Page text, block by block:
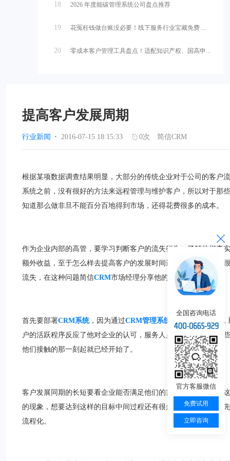
18 2026 年度能碳管理系统公司盘点推荐
19 花冤枉钱做台账没必要！线下服务行业宝藏免费 ...
20 零成本客户管理工具盘点！适配知识产权、国高申...
提高客户发展周期
行业新闻 · 2016-07-15 18:15:33 0次 简信CRM
根据某项数据调查结果明显，大部分的传统企业对于公司的客户
系统之前，没有很好的方法来远程管理与维护客户，所以对于那
知道那么做非旦不能百分百地得到市场，还得花费很多的成本。
作为企业内部的高管，要学习判断客户的流失行为，了解他们真
额外收益，至于怎么样去提高客户的发展时间还得看企业有没有
流失，在这种问题简信CRM市场经理分享他的经验：
首先要部署CRM系统，因为通过CRM管理系统
可以直观的看到
户的活跃程序反应了他对企业的认可，服务人员应该积极地与
他们接触的那一刻起就已经开始了。
客户发展同期的长短要看企业能否满足他们的需求，公司要根据
的现象，想要达到这样的目标中间过程还有很多工作要完善，首
流程化。
全国咨询电话
官方客服微信
免费试用
立即咨询